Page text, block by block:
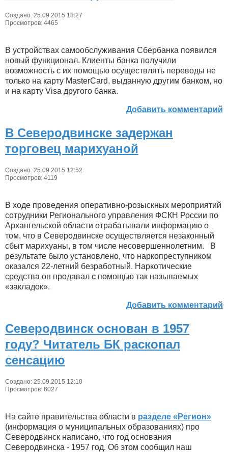
Создано: 25.09.2015 13:27
Просмотров: 4465
В устройствах самообслуживания Сбербанка появился
новый функционал. Клиенты банка получили
возможность с их помощью осуществлять переводы не
только на карту МasterСard, выданную другим банком, но
и на карту Visa другого банка.
Добавить комментарий
В Северодвинске задержан
торговец марихуаной
Создано: 25.09.2015 12:52
Просмотров: 4119
В ходе проведения оперативно-розыскных мероприятий
сотрудники Регионального управления ФСКН России по
Архангельской области отрабатывали информацию о
том, что в Северодвинске осуществляется незаконный
сбыт марихуаны, в том числе несовершеннолетним. В
результате было установлено, что наркопреступником
оказался 22-летний безработный. Наркотические
средства он продавал с помощью так называемых
«закладок».
Добавить комментарий
Северодвинск основан в 1957
году? Читатель БК раскопал
сенсацию
Создано: 25.09.2015 12:10
Просмотров: 6027
На сайте правительства области в разделе «Регион»
(информация о муниципальных образованиях) про
Северодвинск написано, что год основания
Северодвинска - 1957 год. Об этом сообщил наш